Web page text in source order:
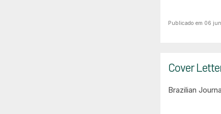
Publicado em 06
Cover
Brazilian